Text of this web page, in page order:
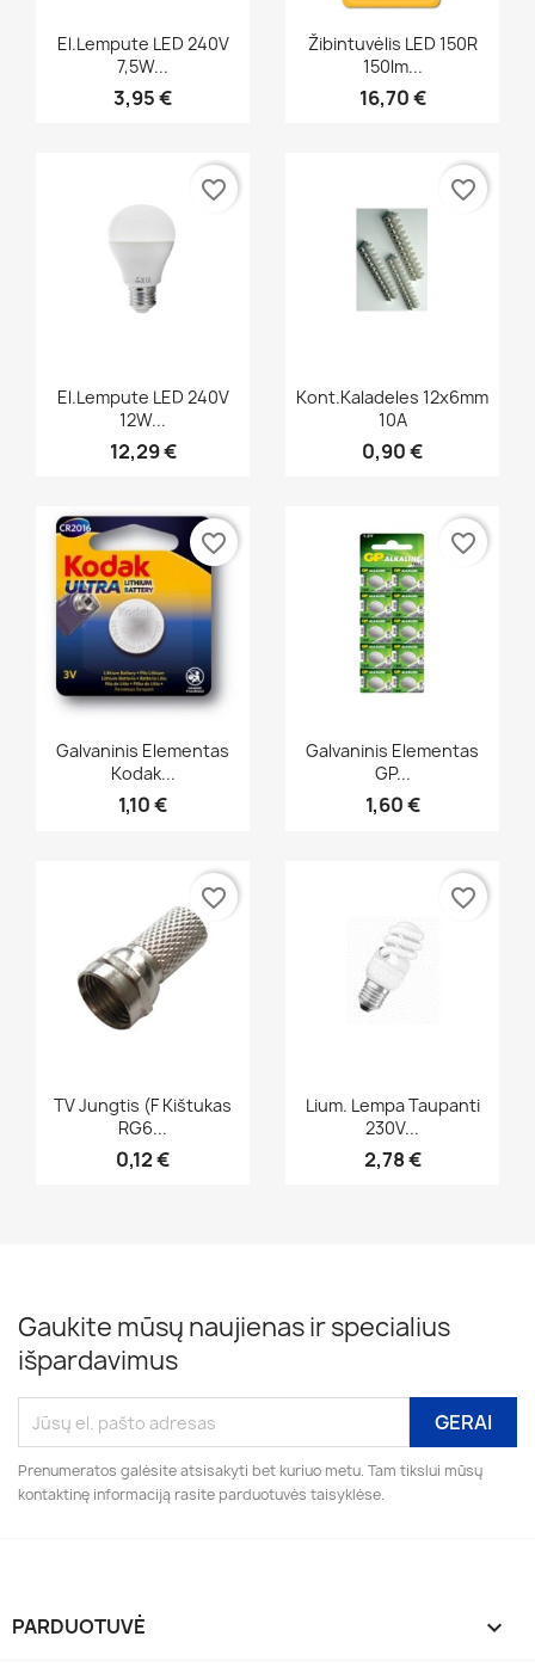
Greita peržiūra
El.lempute LED 240V
7,5W...
3,95 €
Greita peržiūra
Žibintuvėlis LED 150R
150lm...
16,70 €
Greita peržiūra
El.lempute LED 240V
12W...
12,29 €
favorite_border
Greita peržiūra
Kont.kaladeles 12x6mm
10A
0,90 €
favorite_border
Greita peržiūra
Galvaninis Elementas
Kodak...
1,10 €
favorite_border
Greita peržiūra
Galvaninis Elementas
GP...
1,60 €
favorite_border
Greita peržiūra
TV Jungtis (F Kištukas
RG6...
0,12 €
favorite_border
Greita peržiūra
Lium. Lempa Taupanti
230V...
2,78 €
favorite_border
Gaukite mūsų naujienas ir specialius
išpardavimus
Prenumeratos galėsite atsisakyti bet kuriuo metu. Tam tikslui mūsų
kontaktinę informaciją rasite parduotuvės taisyklėse.
PARDUOTUVĖ 